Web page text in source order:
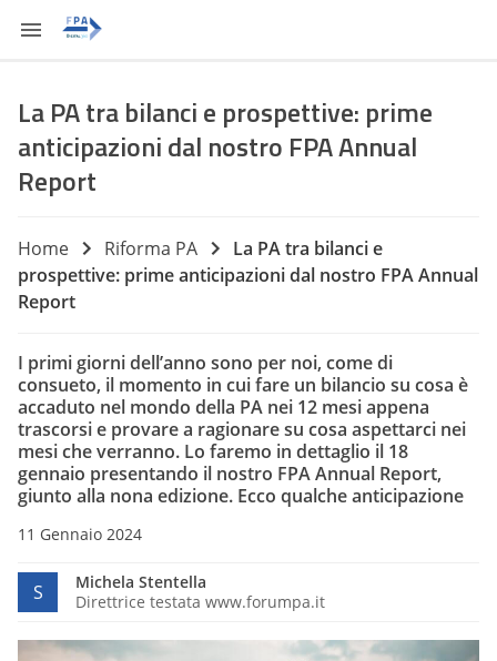
La PA tra bilanci e prospettive: prime
anticipazioni dal nostro FPA Annual
Report
Home Riforma PA
La PA tra bilanci e
prospettive: prime anticipazioni dal nostro FPA Annual
Report
I primi giorni dell’anno sono per noi, come di
consueto, il momento in cui fare un bilancio su cosa è
accaduto nel mondo della PA nei 12 mesi appena
trascorsi e provare a ragionare su cosa aspettarci nei
mesi che verranno. Lo faremo in dettaglio il 18
gennaio presentando il nostro FPA Annual Report,
giunto alla nona edizione. Ecco qualche anticipazione
11 Gennaio 2024
S
Michela Stentella
Direttrice testata www.forumpa.it